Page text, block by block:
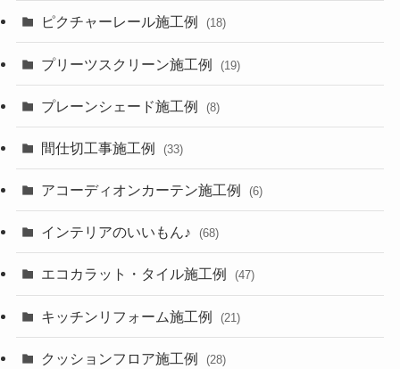
ピクチャーレール施工例 (18)
プリーツスクリーン施工例 (19)
プレーンシェード施工例 (8)
間仕切工事施工例 (33)
アコーディオンカーテン施工例 (6)
インテリアのいいもん♪ (68)
エコカラット・タイル施工例 (47)
キッチンリフォーム施工例 (21)
クッションフロア施工例 (28)